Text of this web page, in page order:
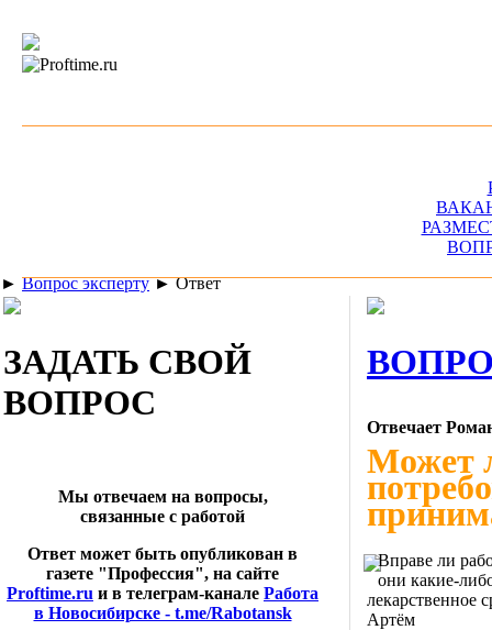
► Вопрос эксперту►Ответ
ЗАДАТЬ СВОЙ
ВОПРОС
Мы отвечаем на вопросы,
связанные с работой
Ответ может быть опубликован в
газете "Профессия", на сайте
Proftime.ru и в телеграм-канале Работа
в Новосибирске - t.me/Rabotansk
Отвечает
Может
Вправе ли
они какие-
лекарственное
Артём